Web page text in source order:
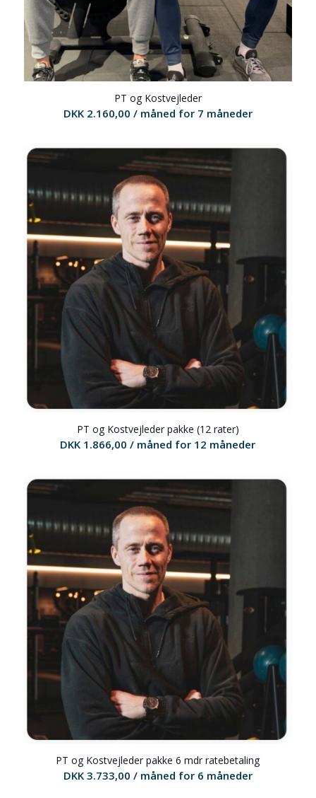
PT og Kostvejleder
DKK 2.160,00 / måned for 7 måneder
PT og Kostvejleder pakke (12 rater)
DKK 1.866,00 / måned for 12 måneder
PT og Kostvejleder pakke 6 mdr ratebetaling
DKK 3.733,00 / måned for 6 måneder